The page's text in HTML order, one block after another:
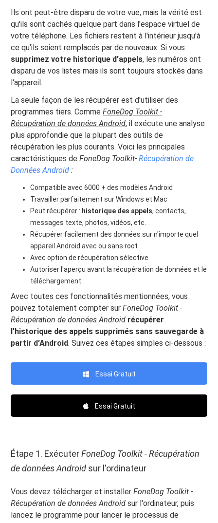
Ils ont peut-être disparu de votre vue, mais la vérité est
qu'ils sont cachés quelque part dans l'espace virtuel de
votre téléphone. Les fichiers restent à l'intérieur jusqu'à
ce qu'ils soient remplacés par de nouveaux. Si vous
supprimez votre historique d'appels, les numéros ont
disparu de vos listes mais ils sont toujours stockés dans
l'appareil.
La seule façon de les récupérer est d'utiliser des
programmes tiers. CommeFoneDog Toolkit -
Récupération de données Android, il exécute une analyse
plus approfondie que la plupart des outils de
récupération les plus courants. Voici les principales
caractéristiques deFoneDog Toolkit-Récupération de
Données Android :
Compatible avec 6000 + des modèles Android
Travailler parfaitement sur Windows et Mac
Peut récupérer : historique des appels, contacts,
messages texte, photos, vidéos, etc.
Récupérer facilement des données sur n'importe quel
appareil Android avec ou sans root
Avec option de récupération sélective
Autoriser l'aperçu avant la récupération de données et le
téléchargement
Avec toutes ces fonctionnalités mentionnées, vous
pouvez totalement compter surFoneDog Toolkit -
Récupération de données Android récupérer
l'historique des appels supprimés sans sauvegarde à
partir d'Android. Suivez ces étapes simples ci-dessous :
Essai Gratuit
Essai Gratuit
Étape 1. ExécuterFoneDog Toolkit - Récupération
de données Android sur l'ordinateur
Vous devez télécharger et installerFoneDog Toolkit -
Récupération de données Android sur l'ordinateur, puis
lancez le programme pour lancer le processus de